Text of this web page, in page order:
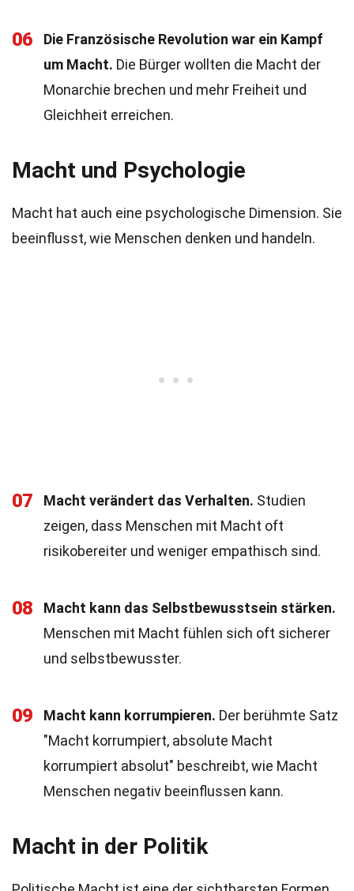
06
Die Französische Revolution war ein Kampf
um Macht. Die Bürger wollten die Macht der
Monarchie brechen und mehr Freiheit und
Gleichheit erreichen.
Macht und Psychologie
Macht hat auch eine psychologische Dimension. Sie
beeinflusst, wie Menschen denken und handeln.
07 Macht verändert das Verhalten. Studien
zeigen, dass Menschen mit Macht oft
risikobereiter und weniger empathisch sind.
08
Macht kann das Selbstbewusstsein stärken.
Menschen mit Macht fühlen sich oft sicherer
und selbstbewusster.
09 Macht kann korrumpieren. Der berühmte Satz
"Macht korrumpiert, absolute Macht
korrumpiert absolut" beschreibt, wie Macht
Menschen negativ beeinflussen kann.
Macht in der Politik